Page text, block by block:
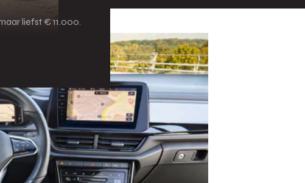
liefst € 11.000.